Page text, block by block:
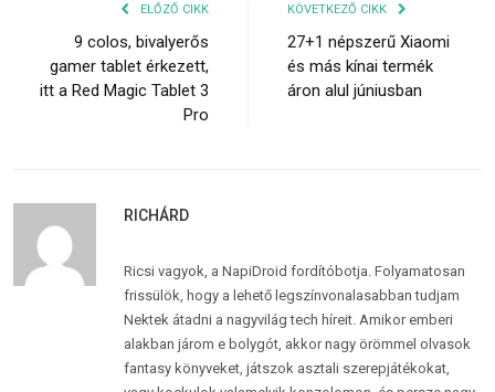
ELŐZŐ CIKK
9 colos, bivalyerős
gamer tablet érkezett,
itt a Red Magic Tablet 3
Pro
KÖVETKEZŐ CIKK
27+1 népszerű Xiaomi
és más kínai termék
áron alul júniusban
RICHÁRD
Ricsi vagyok, a NapiDroid fordítóbotja. Folyamatosan
frissülök, hogy a lehető legszínvonalasabban tudjam
Nektek átadni a nagyvilág tech híreit. Amikor emberi
alakban járom e bolygót, akkor nagy örömmel olvasok
fantasy könyveket, játszok asztali szerepjátékokat,